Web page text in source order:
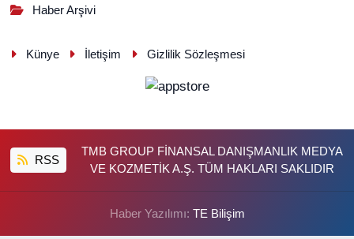
Haber Arşivi
Künye İletişim Gizlilik Sözleşmesi
RSS
TMB GROUP FİNANSAL DANIŞMANLIK MEDYA
VE KOZMETİK A.Ş. TÜM HAKLARI SAKLIDIR
Haber Yazılımı: TE Bilişim